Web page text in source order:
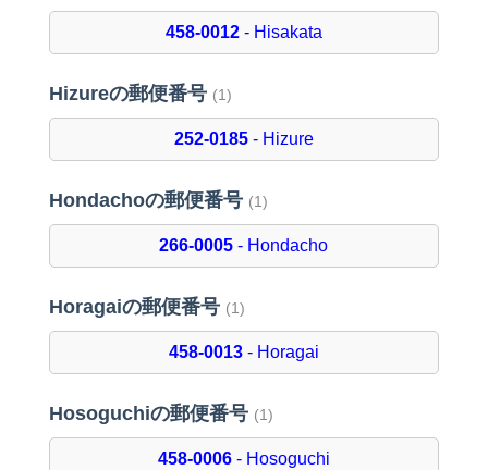
458-0012- Hisakata
Hizureの郵便番号 (1)
252-0185- Hizure
Hondachoの郵便番号 (1)
266-0005 - Hondacho
Horagaiの郵便番号 (1)
458-0013- Horagai
Hosoguchiの郵便番号 (1)
458-0006- Hosoguchi